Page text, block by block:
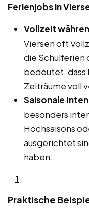
Ferienjobs in
Vollzeit
Viersen oft
die Schulferien
bedeutet, dass
Zeiträume voll
Saisonale
besonders
Hochsaisons
ausgerichtet
haben.
Praktische